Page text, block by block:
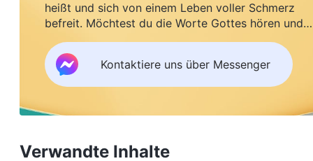
Probleme offenzulegen. Ich weiß, das
und leiten, mich selbst zu verstehen und meine
Worte Gottes: „
In den Philosophien für
über die Fehler guter Freunde in
Freundschaft.‘ Das bedeutet, dass man, um
Probleme des Freundes schweigen muss,
Grundsätze ein, anderen nicht ins Gesicht zu
heißt und sich von einem Leben voller Schmerz
befreit. Möchtest du die Worte Gottes hören und
Segen empfangen?
Kontaktiere uns über Messenger
Verwandte Inhalte